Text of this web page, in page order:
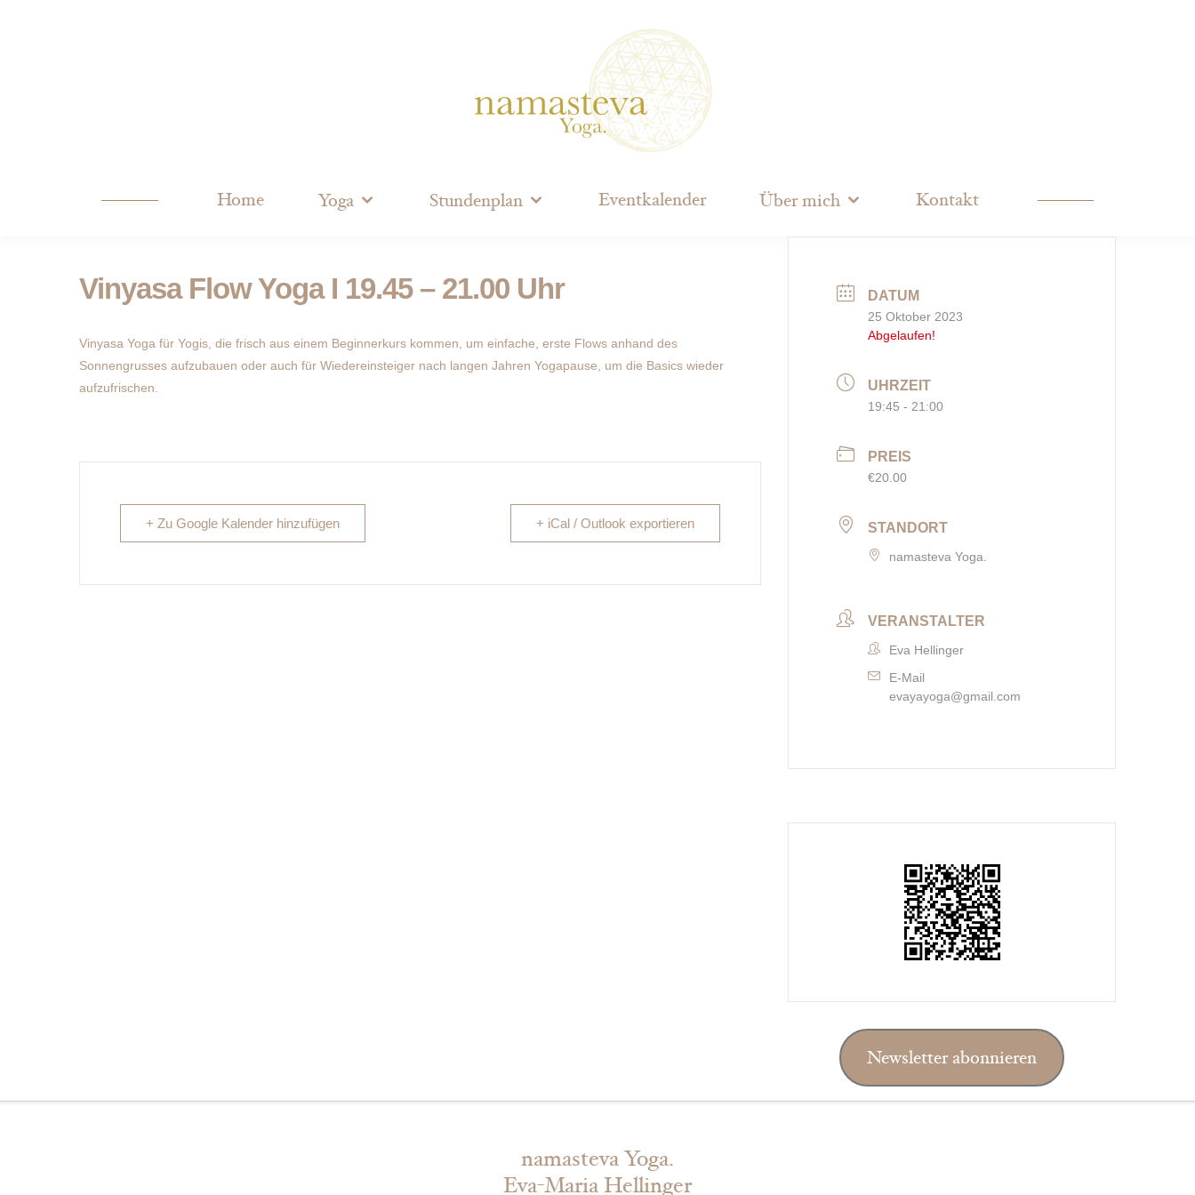
Home Yoga Stundenplan Eventkalender Über mich Kontakt
Vinyasa Flow Yoga I 19.45 – 21.00 Uhr
Vinyasa Yoga für Yogis, die frisch aus einem Beginnerkurs kommen, um einfache, erste Flows anhand des
Sonnengrusses aufzubauen oder auch für Wiedereinsteiger nach langen Jahren Yogapause, um die Basics wieder
aufzufrischen.
+ Zu Google Kalender hinzufügen + iCal / Outlook exportieren
DATUM
25 Oktober 2023
Abgelaufen!
UHRZEIT
19:45 - 21:00
PREIS
€20.00
STANDORT
namasteva Yoga.
VERANSTALTER
Eva Hellinger
E-Mail
evayayoga@gmail.com
Newsletter abonnieren
namasteva Yoga.
Eva-Maria Hellinger